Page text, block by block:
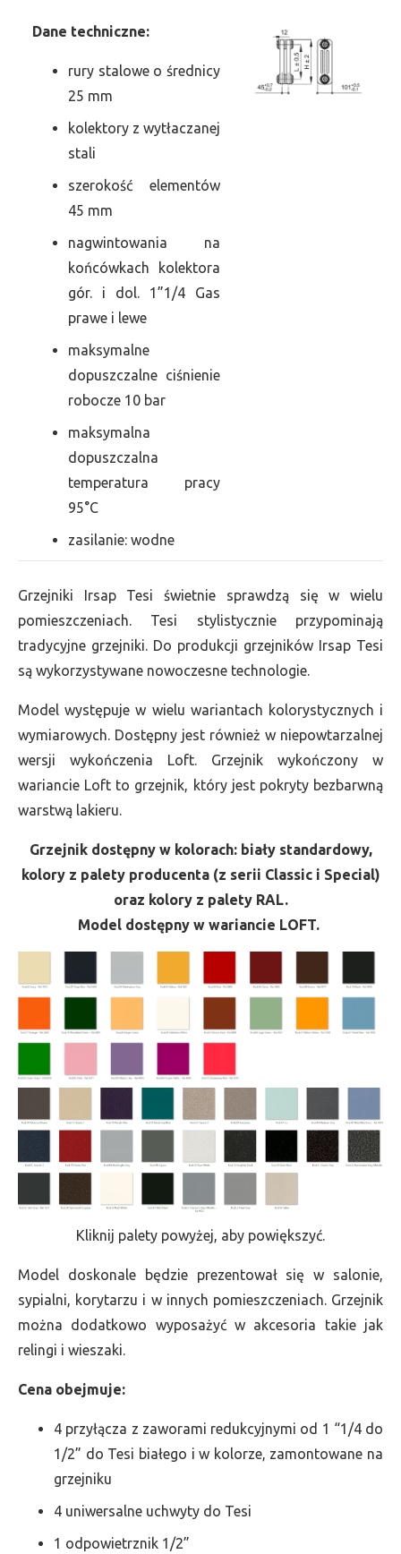
Dane techniczne:
rury stalowe o średnicy
25 mm
kolektory z wytłaczanej
stali
szerokość elementów
45 mm
nagwintowania na
końcówkach kolektora
gór. i dol. 1”1/4 Gas
prawe i lewe
maksymalne
dopuszczalne ciśnienie
robocze 10 bar
maksymalna
dopuszczalna
temperatura pracy
95°C
zasilanie: wodne
Grzejniki Irsap Tesi świetnie sprawdzą się w wielu
pomieszczeniach. Tesi stylistycznie przypominają
tradycyjne grzejniki. Do produkcji grzejników Irsap Tesi
są wykorzystywane nowoczesne technologie.
Model występuje w wielu wariantach kolorystycznych i
wymiarowych. Dostępny jest również w niepowtarzalnej
wersji wykończenia Loft. Grzejnik wykończony w
wariancie Loft to grzejnik, który jest pokryty bezbarwną
warstwą lakieru.
Grzejnik dostępny w kolorach: biały standardowy,
kolory z palety producenta (z serii Classic i Special)
oraz kolory z palety RAL.
Model dostępny w wariancie LOFT.
Kliknij palety powyżej, aby powiększyć.
Model doskonale będzie prezentował się w salonie,
sypialni, korytarzu i w innych pomieszczeniach. Grzejnik
można dodatkowo wyposażyć w akcesoria takie jak
relingi i wieszaki.
Cena obejmuje:
4 przyłącza z zaworami redukcyjnymi od 1 “1/4 do
1/2” do Tesi białego i w kolorze, zamontowane na
grzejniku
4 uniwersalne uchwyty do Tesi
1 odpowietrznik 1/2”